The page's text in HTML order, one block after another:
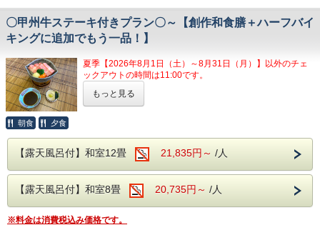
【お食事】
ご夕食時には創作和食膳＋約20種のハーフバ
イキングメニューをご用意。
創作和食膳は、季節に合った旬の食材を使用
したお料理の数々をお楽しみいただけます。
ハーフバイキングでは、寿司、天ぷら、揚げ
物、焼き物、ご飯、味噌汁、サラダなど様々
※客室露天風呂は沸かし湯となります。
生ビール・焼酎・日本酒・ワイン・ソフトドリンク等のお飲
み物をご自由にお飲みいただけます。
朝食はバイキングスタイルでご提供いたします。
【館内施設】
・無料予約制カラオケ
・無料予約制卓球
※客室露天風呂は沸かし湯となります。
【お食事】
ご夕食時には創作和食膳＋約20種のハーフバ
イキングメニューをご用意。
創作和食膳は、季節に合った旬の食材を使用
したお料理の数々をお楽しみいただけます。
ご飯、味噌汁、サラダなど様々な種類をご用
意しております。
ご夕食時はアルコールも含め飲み放題無料!!
生ビール・焼酎・日本酒・ワイン・ソフトド
これからはフルーツ狩りが盛んな季節になります。
ス。
※果樹園をご紹介するプランではございませ
ん。
【お食事】
ご夕食時には創作和食膳＋約20種のハーフバ
〇甲州牛ステーキ付きプラン〇～【創作和食膳＋ハーフバイ
キングに追加でもう一品！】
夏季【2026年8月1日（土）～8月31日（月）】以外のチェ
ックアウトの時間は11:00です。
●山梨県名産品！
甲州牛ステーキをご提供！●
山梨県で飼育された黒毛和種の中で等級が4等級以上に
格付けされた
この機会に、
ぜひまろやかな甘みを持ち風味が豊かな
もっと見る
朝食 夕食
【露天風呂付】和室12畳 21,835円～ /人
【露天風呂付】和室8畳 20,735円～ /人
※料金は消費税込み価格です。